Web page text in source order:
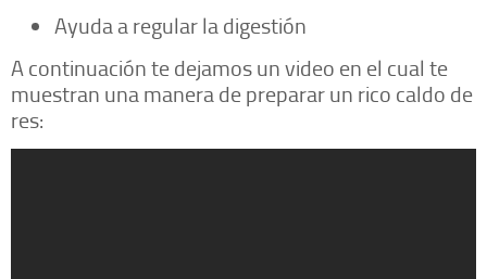
Ayuda a regular la digestión
A continuación te dejamos un video en el cual te
muestran una manera de preparar un rico caldo de
res: